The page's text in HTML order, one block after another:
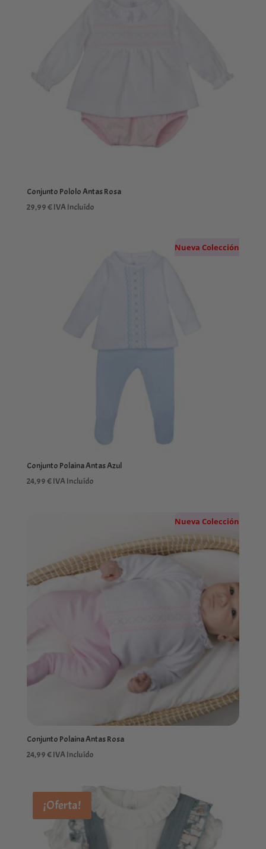
Conjunto Pololo Antas Rosa
29,99€IVA Incluído
Nueva Colección
Conjunto Polaina Antas Azul
24,99€IVA Incluído
Nueva Colección
Conjunto Polaina Antas Rosa
24,99€IVA Incluído
¡Oferta!